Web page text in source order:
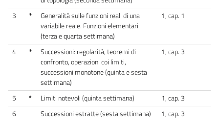
3
*
Generalità sulle funzioni reali di una
variabile reale. Funzioni elementari
(terza e quarta settimana)
1, cap. 1
4 *
Successioni: regolarità, teoremi di
confronto, operazioni coi limiti,
successioni monotone (quinta e sesta
settimana)
1, cap. 3
5 * Limiti notevoli (quinta settimana)
1, cap. 3
6
Successioni estratte (sesta settimana)
1, cap. 3